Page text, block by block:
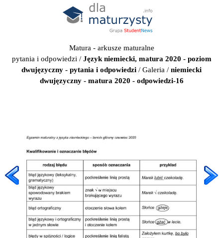
Matura - arkusze maturalne
pytania i odpowiedzi / Język niemiecki, matura 2020 - poziom
dwujęzyczny - pytania i odpowiedzi / Galeria / niemiecki
dwujęzyczny - matura 2020 - odpowiedzi-16